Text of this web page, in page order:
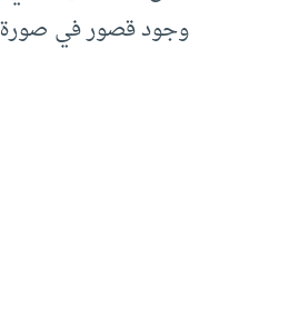
وجود قصور في صورة